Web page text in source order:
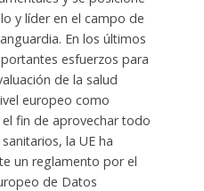
y líder en el campo de
En los últimos
esfuerzos para
de la salud
europeo como
fin de aprovechar todo
la UE ha
un reglamento por el
de Datos